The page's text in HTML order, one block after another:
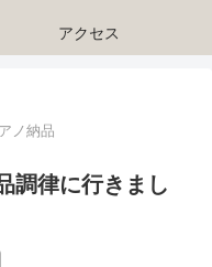
アクセス
ノ納品
調律に行きまし